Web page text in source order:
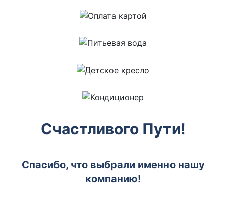
Счастливого Пути!
Спасибо, что выбрали именно нашу
компанию!